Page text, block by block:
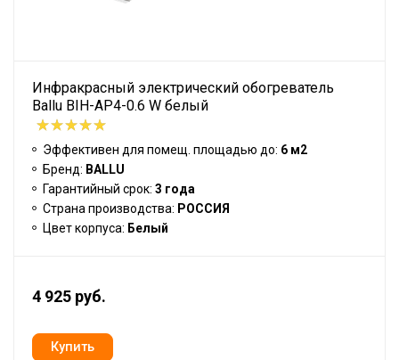
Инфракрасный электрический обогреватель
Ballu BIH-AP4-0.6 W белый
Эффективен для помещ. площадью до: 6 м2
Бренд: BALLU
Гарантийный срок: 3 года
Страна производства: РОССИЯ
Цвет корпуса: Белый
4 925 руб.